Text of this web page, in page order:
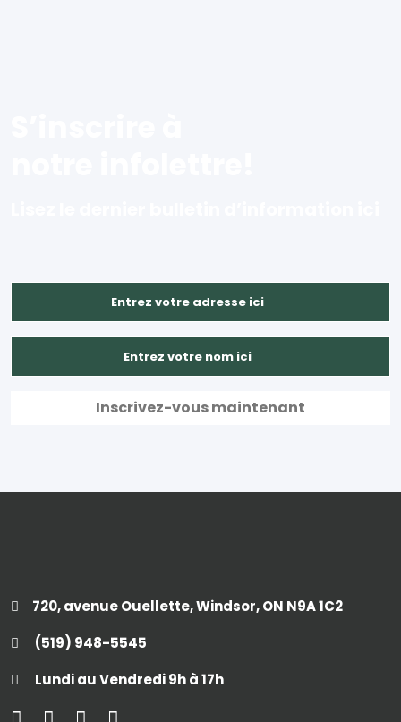
720, avenue Ouellette, Windsor, ON N9A 1C2
(519) 948-5545
Lundi au Vendredi 9h à 17h